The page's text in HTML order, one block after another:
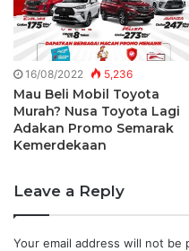
16/08/2022 5,236
Mau Beli Mobil Toyota
Murah? Nusa Toyota Lagi
Adakan Promo Semarak
Kemerdekaan
Leave a Reply
Your email address will not be